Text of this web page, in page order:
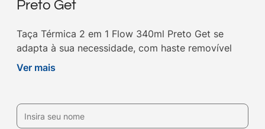
Preto Get
Taça Térmica 2 em 1 Flow 340ml Preto Get se
adapta à sua necessidade, com haste removível
para usar como copo, ideal para drinks. Compre a
Ver mais